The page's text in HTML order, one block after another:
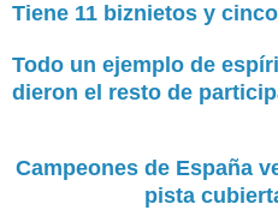
Tiene 11 biznietos y
Todo un ejemplo de
dieron el resto de
Campeones de España
pista